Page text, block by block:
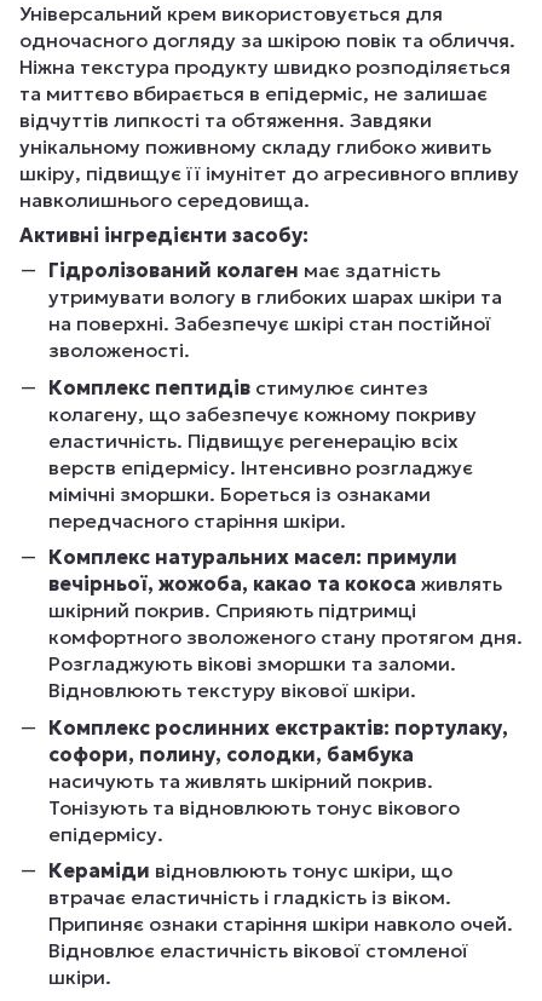
Універсальний крем використовується для
одночасного догляду за шкірою повік та обличчя.
Ніжна текстура продукту швидко розподіляється
та миттєво вбирається в епідерміс, не залишає
відчуттів липкості та обтяження. Завдяки
унікальному поживному складу глибоко живить
шкіру, підвищує її імунітет до агресивного впливу
навколишнього середовища.
Активні інгредієнти засобу:
Гідролізований колаген має здатність
утримувати вологу в глибоких шарах шкіри та
на поверхні. Забезпечує шкірі стан постійної
зволоженості.
Комплекс пептидів стимулює синтез
колагену, що забезпечує кожному покриву
еластичність. Підвищує регенерацію всіх
верств епідермісу. Інтенсивно розгладжує
мімічні зморшки. Бореться із ознаками
передчасного старіння шкіри.
Комплекс натуральних масел: примули
вечірньої, жожоба, какао та кокоса живлять
шкірний покрив. Сприяють підтримці
комфортного зволоженого стану протягом дня.
Розгладжують вікові зморшки та заломи.
Відновлюють текстуру вікової шкіри.
Комплекс рослинних екстрактів: портулаку,
софори, полину, солодки, бамбука
насичують та живлять шкірний покрив.
Тонізують та відновлюють тонус вікового
епідермісу.
Кераміди відновлюють тонус шкіри, що
втрачає еластичність і гладкість із віком.
Припиняє ознаки старіння шкіри навколо очей.
Відновлює еластичність вікової стомленої
шкіри.